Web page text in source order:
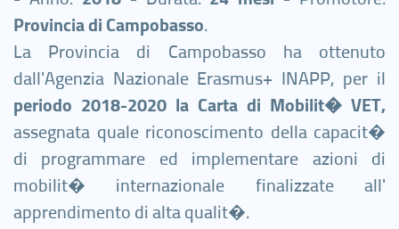
Provincia di Campobasso.
La Provincia di Campobasso ha ottenuto
dall'Agenzia Nazionale Erasmus+ INAPP, per il
periodo 2018-2020 la Carta di Mobilit� VET,
assegnata quale riconoscimento della capacit�
di programmare ed implementare azioni di
mobilit� internazionale finalizzate all'
apprendimento di alta qualit�.